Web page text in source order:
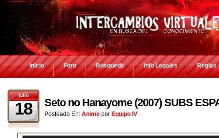
Inicio Foro Busqueda Info Legales Reglas
julio
18 Seto no Hanayome (2007) SUBS
Posteado En: Anime por Equipo IV